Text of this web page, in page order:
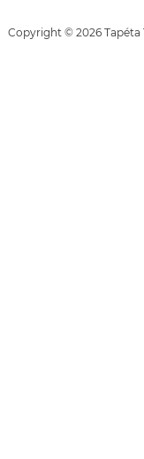
Copyright © 2026